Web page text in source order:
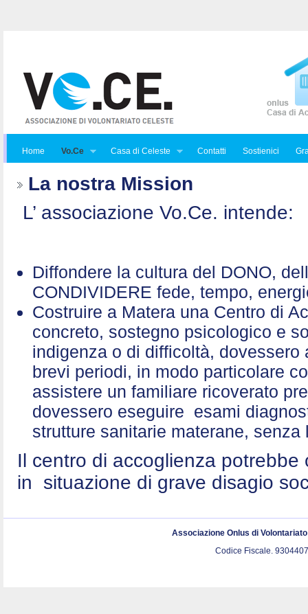
Home Vo.Ce Casa di Celeste Contatti Sostienici
La nostra Mission
L’ associazione Vo.Ce. intende:
Diffondere la cultura del DONO,
CONDIVIDERE fede, tempo,
Costruire a Matera una Centro di
concreto, sostegno psicologico e
indigenza o di difficoltà,
brevi periodi, in modo particolare
assistere un familiare ricoverato
dovessero eseguire esami
strutture sanitarie materane,
Il centro di accoglienza
in situazione di grave disagio
Associazione Onlus di
Codice Fiscale.